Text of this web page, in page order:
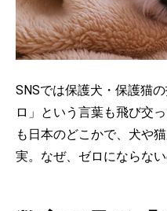
SNSでは保護犬・保護猫
ロ」という言葉も飛び交
も日本のどこかで、犬や
実。なぜ、ゼロにならない